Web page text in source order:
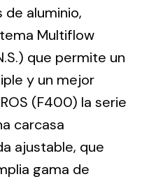
into the group
products for
aluminio,
Multiflow
que permite un
y un mejor
(F400) la serie
carcasa
ajustable, que
gama de